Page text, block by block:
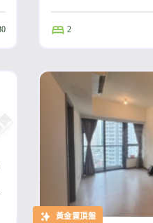
怡。此外，由於嘉湖
非由主力牆隔開，不
此衍生出不同面積及
2
黃金置頂盤